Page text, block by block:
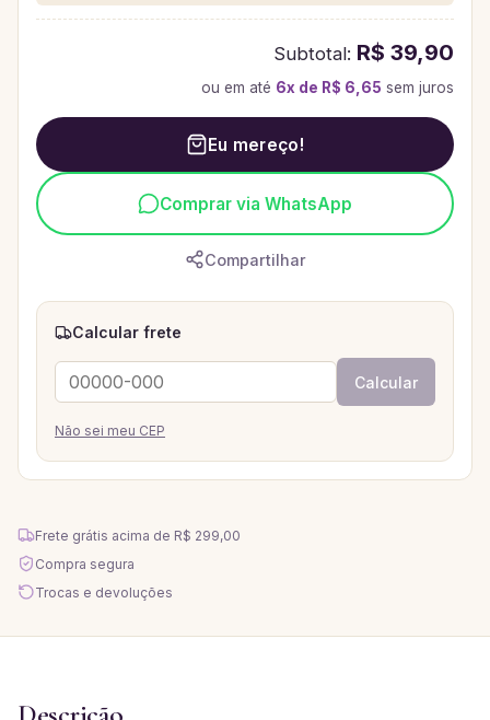
Subtotal: R$ 39,90
ou em até 6x de R$ 6,65 sem juros
Eu mereço!
Comprar via WhatsApp
Compartilhar
Calcular frete
Calcular
Não sei meu CEP
Frete grátis acima de R$ 299,00
Compra segura
Trocas e devoluções